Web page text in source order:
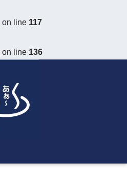
on line 117
on line 136